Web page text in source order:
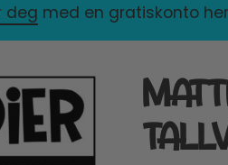
deg med en gratiskonto